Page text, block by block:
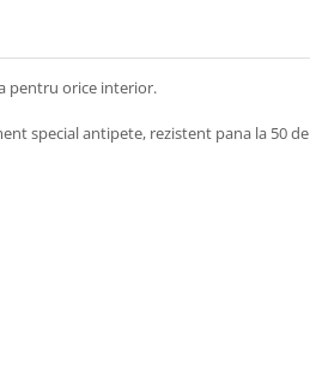
pentru orice interior.
special antipete, rezistent pana la 50 de